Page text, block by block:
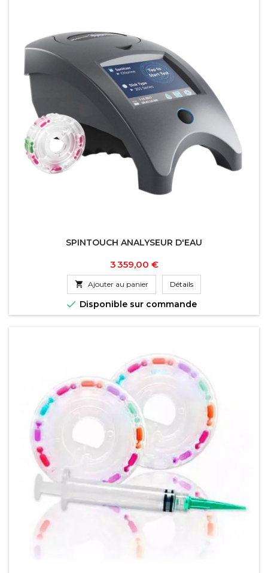
SPINTOUCH ANALYSEUR D'EAU
Prix
3 359,00 €
 Ajouter au panier Détails
 Disponible sur commande